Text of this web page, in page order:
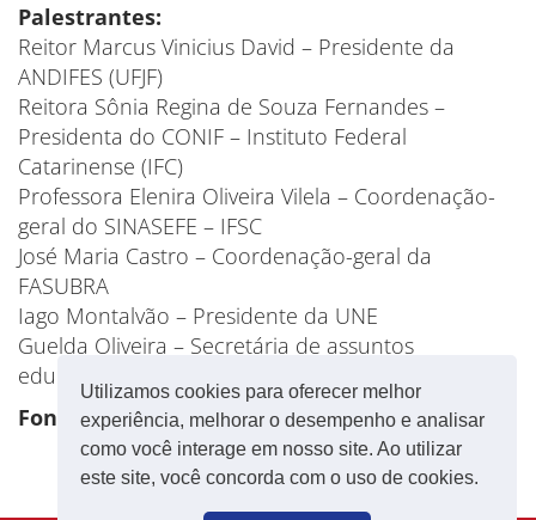
Utilizamos cookies para oferecer melhor
experiência, melhorar o desempenho e analisar
como você interage em nosso site. Ao utilizar
este site, você concorda com o uso de cookies.
Palestrantes:
Reitor Marcus Vinicius David – Presidente da
ANDIFES (UFJF)
Reitora Sônia Regina de Souza Fernandes –
Presidenta do CONIF – Instituto Federal
Catarinense (IFC)
Professora Elenira Oliveira Vilela – Coordenação-
geral do SINASEFE – IFSC
José Maria Castro – Coordenação-geral da
FASUBRA
Iago Montalvão – Presidente da UNE
Guelda Oliveira – Secretária de assuntos
educacionais da CNTE
Fonte: CNTE